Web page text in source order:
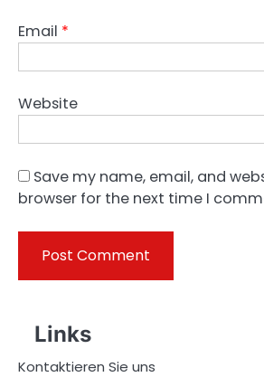
Email *
Website
Save my name, email, and
browser for the next time I
Links
Kontaktieren Sie uns